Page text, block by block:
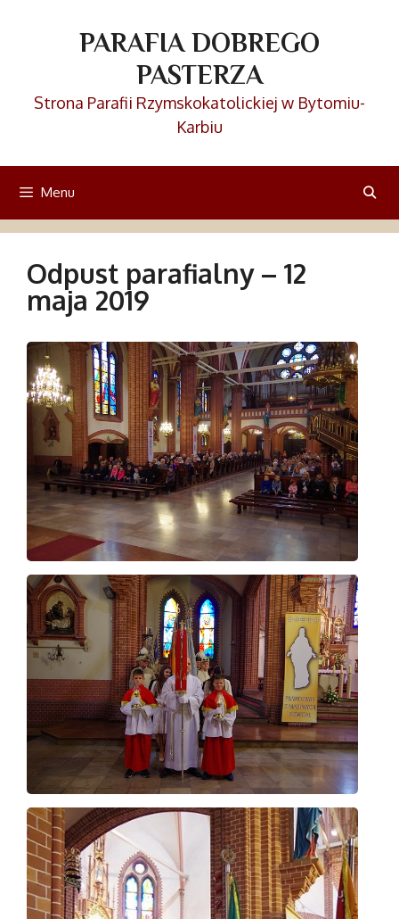
PARAFIA DOBREGO
PASTERZA
Strona Parafii Rzymskokatolickiej w Bytomiu-
Karbiu
Menu
Odpust parafialny – 12
maja 2019